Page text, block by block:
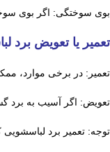
بوی سوختگی: اگر بوی
تعمیر یا تعویض برد
تعمیر: در برخی موارد،
تعویض: اگر آسیب به برد
توجه: تعمیر برد